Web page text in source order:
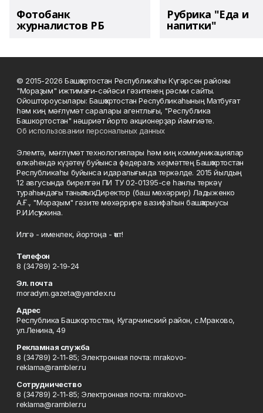
Фотобанк
журналистов РБ
Рубрика "Еда и
напитки"
© 2015-2026 Башҡортостан Республикаһы Күгәрсен районы
"Мораҙым" ижтимағи-сәйәси гәзитенең рәсми сайты.
Ойоштороусылары: Башҡортостан Республикаһының Матбуғат
һәм киң мәғлүмәт саралары агентлығы, "Республика
Башкортостан" нәшриәт йорто акционерҙар йәмғиәте.
Об использовании персональных данных
Элемтә, мәғлүмәт технологиялары һәм киң коммуникациялар
өлкәһендә күҙәтеү буйынса федераль хеҙмәттең Башҡортостан
Республикаһы буйынса идаралығында теркәлде. 2015 йылдың
12 авгусында бирелгән ПИ ТУ 02-01395-се һанлы теркәү
тураһындағы таныҡлыҡ. Директор (баш мөхәррир) Ладыженко
А.Ғ., "Мораҙым" гәзите мөхәррире вазифаһын башҡарыусы
Р.И.Исҡужина.
Илгә - именлек, йортоңа - ҡот!
Телефон
8 (34789) 2-19-24
Эл. почта
moradym.gazeta@yandex.ru
Адрес
Республика Башкортостан, Кугарчинский район, с.Мраково,
ул.Ленина, 49
Рекламная служба
8 (34789) 2-11-85; Электронная почта: mrakovo-
reklama@rambler.ru
Сотрудничество
8 (34789) 2-11-85; Электронная почта: mrakovo-
reklama@rambler.ru